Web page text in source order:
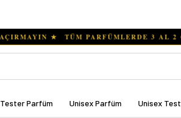
Parfüm Unisex Parfüm Unisex